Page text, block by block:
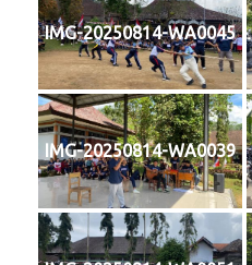
IMG-20250814-WA0045
IMG-20250814-WA0039